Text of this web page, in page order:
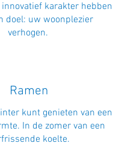
Ramen
kunt genieten van een
In de zomer van een
koelte.
karakter hebben
doel: uw woonplezier
verhogen.